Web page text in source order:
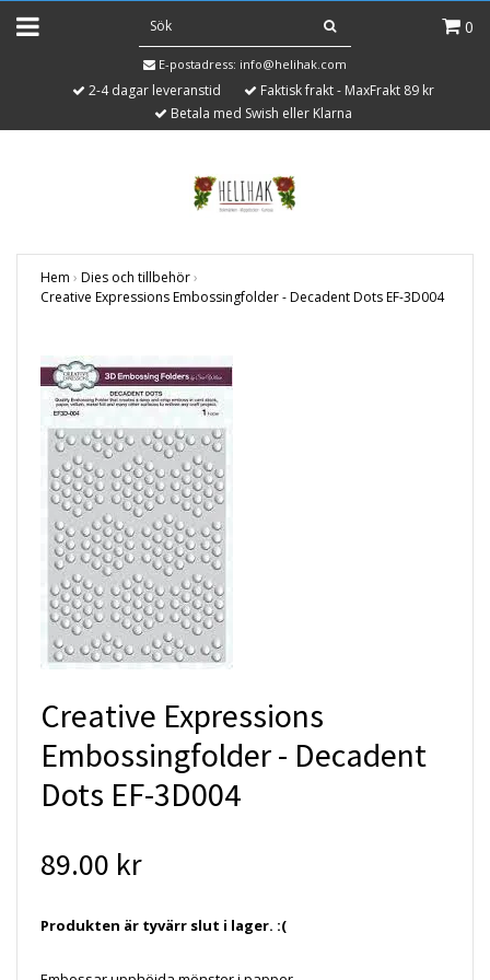
0
E-postadress: info@helihak.com
2-4 dagar leveranstid
Faktisk frakt - MaxFrakt 89 kr
Betala med Swish eller Klarna
Hem › Dies och tillbehör›
Creative Expressions Embossingfolder - Decadent Dots EF-3D004
Creative Expressions
Embossingfolder - Decadent
Dots EF-3D004
89.00 kr
Produkten är tyvärr slut i lager. :(